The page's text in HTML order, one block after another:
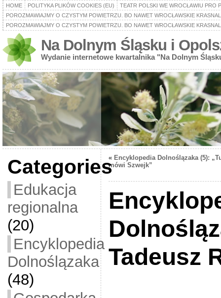
HOME POLITYKA PLIKÓW COOKIES (EU)
TEATR POLSKI WE WROCŁAWIU PRO
POROZMAWIAJMY O CZYSTYM POWIETRZU. BO NAWET WROCŁAWSKIE
POROZMAWIAJMY O CZYSTYM POWIETRZU. BO NAWET WROCŁAWSKIE
Na Dolnym Śląsku i
Wydanie internetowe kwartalnika "Na Dolnym
Categories
Edukacja
regionalna
(20)
Encyklopedia
Dolnoślązaka
(48)
« Encyklopedia Dolnoślązaka (5):
mówi Szwejk”
Tadeusz